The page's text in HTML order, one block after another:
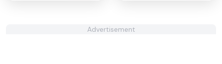
Advertisement